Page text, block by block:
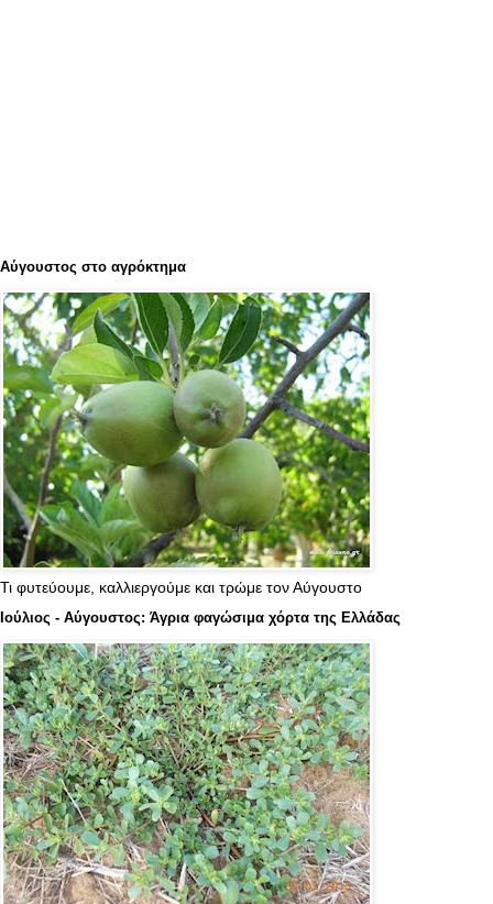
Αύγουστος στο αγρόκτημα
Τι φυτεύουμε, καλλιεργούμε και τρώμε τον Αύγουστο
Ιούλιος - Αύγουστος: Άγρια φαγώσιμα χόρτα της Ελλάδας